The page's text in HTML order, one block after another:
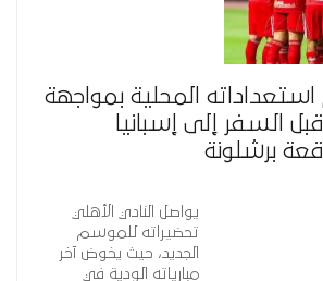
استعداداته المحلية بمواجهة
السفر إلى إسبانيا
برشلونة
يواصل النادي الأهلي
تحضيراته للموسم
الجديد، حيث يخوض آخر
مبارياته الودية في